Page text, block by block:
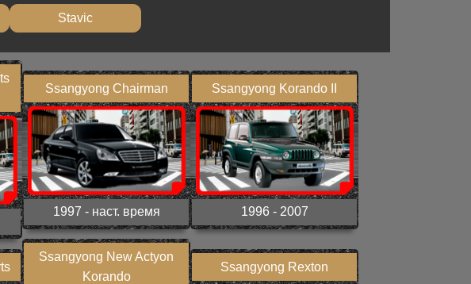
Stavic
Ssangyong Chairman
1997 - наст. время
Ssangyong Korando II
1996 - 2007
Ssangyong New Actyon
Korando
Ssangyong Rexton